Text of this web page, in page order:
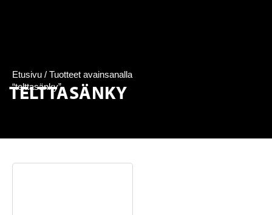
Etusivu / Tuotteet avainsanalla
“telttasänky”
TELTTASÄNKY